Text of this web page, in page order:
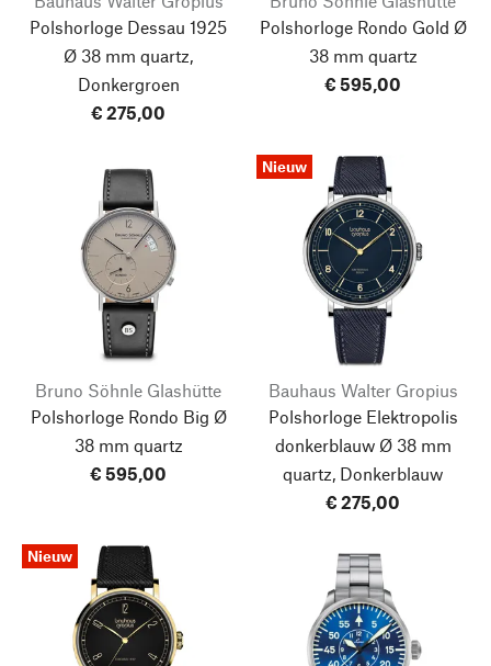
Polshorloge Dessau 1925
Ø 38 mm quartz,
Donkergroen
€ 275,00
Polshorloge Rondo Gold Ø
38 mm quartz
€ 595,00
Bruno Söhnle Glashütte
Polshorloge Rondo Big Ø
38 mm quartz
€ 595,00
Nieuw
Bauhaus Walter Gropius
Polshorloge Elektropolis
donkerblauw Ø 38 mm
quartz, Donkerblauw
€ 275,00
Nieuw